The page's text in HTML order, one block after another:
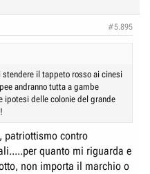
#5.895
il tappeto rosso ai cinesi
andranno tutta a gambe
ipotesi delle colonie del grande
patriottismo contro
quanto mi riguarda e
non importa il marchio o